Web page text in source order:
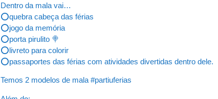
Dentro da mala vai…
⭕quebra cabeça das férias
⭕jogo da memória
⭕porta pirulito 🍭
⭕livreto para colorir
⭕passaportes das férias com atividades divertidas dentro dele.
Temos 2 modelos de mala #partiuferias